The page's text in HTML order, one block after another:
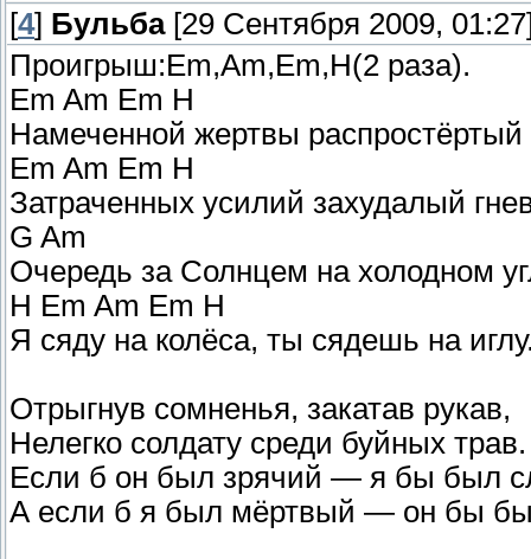
[4] Бульба[29 Сентября 2009,
Проигрыш:Em,Am,Em,H(2 раза).
Em Am Em H
Намеченной жертвы
Em Am Em H
Затраченных усилий захудалый
G Am
Очередь за Солнцем на холодном
H Em Am Em H
Я сяду на колёса, ты сядешь на
Отрыгнув сомненья, закатав рукав,
Нелегко солдату среди буйных трав.
Если б он был зрячий — я бы был
А если б я был мёртвый — он бы